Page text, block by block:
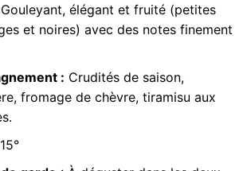
Gouleyant, élégant et fruité (petites
et noires) avec des notes finement
: Crudités de saison,
fromage de chèvre, tiramisu aux
15°